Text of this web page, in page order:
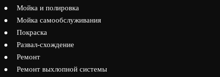
Мойка и полировка
Мойка самообслуживания
Покраска
Развал-схождение
Ремонт
Ремонт выхлопной системы